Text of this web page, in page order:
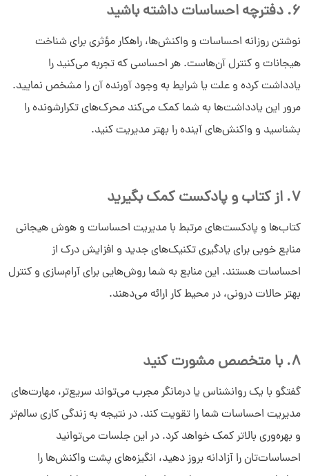
6. دفترچه احساسات داشته باشید
نوشتن روزانه احساسات و واکنش‌ها، راهکار مؤثری برای شناخت
هیجانات و کنترل آن‌هاست. هر احساسی که تجربه می‌کنید را
یادداشت کرده و علت یا شرایط به وجود آورنده آن را مشخص نمایید.
مرور این یادداشت‌ها به شما کمک می‌کند محرک‌های تکرارشونده را
بشناسید و واکنش‌های آینده را بهتر مدیریت کنید.
7. از کتاب و پادکست کمک بگیرید
کتاب‌ها و پادکست‌های مرتبط با مدیریت احساسات و هوش هیجانی
منابع خوبی برای یادگیری تکنیک‌های جدید و افزایش درک از
احساسات هستند. این منابع به شما روش‌هایی برای آرام‌سازی و کنترل
بهتر حالات درونی، در محیط کار ارائه می‌دهند.
8. با متخصص مشورت کنید
گفتگو با یک روانشناس یا درمانگر مجرب می‌تواند سریع‌تر، مهارت‌های
مدیریت احساسات‌ شما را تقویت کند. در نتیجه به زندگی کاری سالم‌تر
و بهره‌وری بالاتر کمک خواهد کرد. در این جلسات می‌توانید
احساسات‌تان را آزادانه بروز دهید، انگیزه‌های پشت واکنش‌ها را